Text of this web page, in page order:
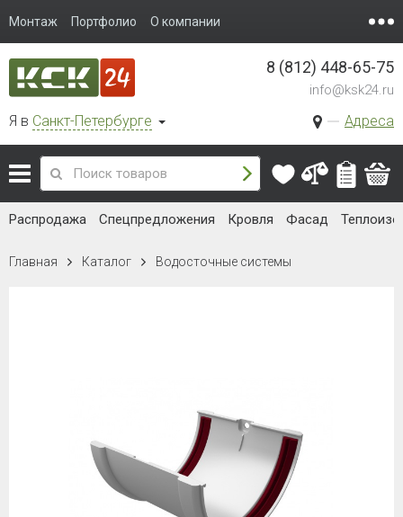
Монтаж Портфолио О компании
Я в Санкт-Петербурге Адреса
8 (812) 448-65-75
info@ksk24.ru
Распродажа Спецпредложения Кровля Фасад
Главная Каталог Водосточные системы